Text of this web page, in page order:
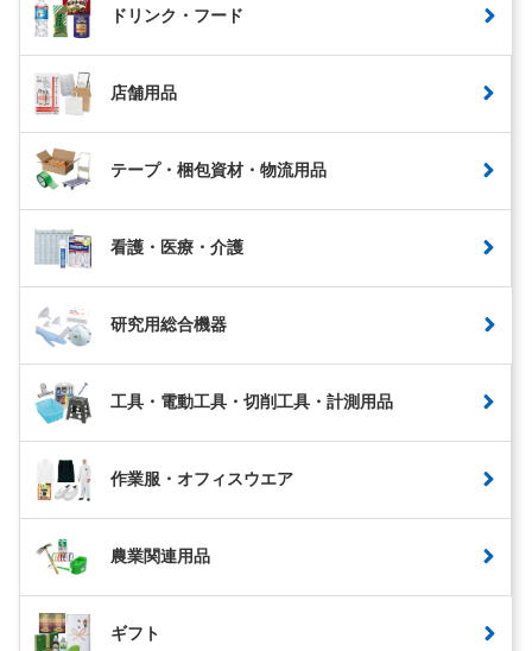
ドリンク・フード
店舗用品
テープ・梱包資材・物流用品
看護・医療・介護
研究用総合機器
工具・電動工具・切削工具・計測用品
作業服・オフィスウエア
農業関連用品
ギフト